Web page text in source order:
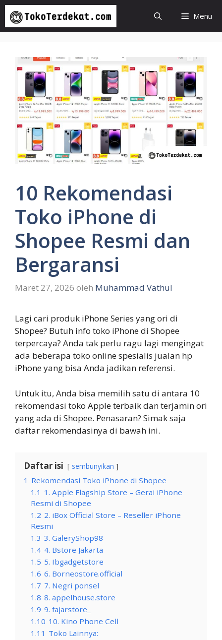
Langsung
isi
Menu
10 Rekomendasi
Toko iPhone di
Shopee Resmi dan
Bergaransi
Maret 27, 2026 oleh Muhammad Vathul
Lagi cari produk iPhone Series yang ori di
Shopee? Butuh info toko iPhone di Shopee
terpercaya? Anda tak perlu ragu lagi mengingat
ada beberapa toko online spesialis jualan hp
iPhone yang bisa Anda jadikan referensi.
Untuk itu, Anda bisa memilih satu di antara 10
rekomendasi toko Apple terbaik dan terjamin ori
yang ada di Shopee. Penasaran? Simak saja
daftar rekomendasinya di bawah ini.
Daftar isi sembunyikan
1 Rekomendasi Toko iPhone di Shopee
1.1 1. Apple Flagship Store – Gerai iPhone
Resmi di Shopee
1.2 2. iBox Official Store – Reseller iPhone
Resmi
1.3 3. GaleryShop98
1.4 4. Bstore Jakarta
1.5 5. Ibgadgetstore
1.6 6. Borneostore.official
1.7 7. Negri ponsel
1.8 8. appelhouse.store
1.9 9. fajarstore_
1.10 10. Kino Phone Cell
1.11 Toko Lainnya: